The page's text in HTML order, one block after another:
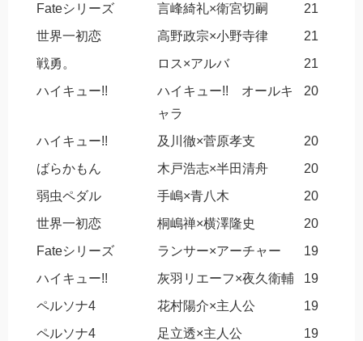
Fateシリーズ
言峰綺礼×衛宮切嗣
21
世界一初恋
高野政宗×小野寺律
21
戦勇。
ロス×アルバ
21
ハイキュー!!
ハイキュー!! オールキ
ャラ
20
ハイキュー!! 及川徹×菅原孝支
20
ばらかもん
木戸浩志×半田清舟
20
弱虫ペダル
手嶋×青八木
20
世界一初恋
桐嶋禅×横澤隆史
20
Fateシリーズ
ランサー×アーチャー
19
ハイキュー!!
灰羽リエーフ×夜久衛輔
19
ペルソナ4
花村陽介×主人公
19
ペルソナ4
足立透×主人公
19